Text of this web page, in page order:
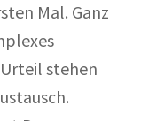
Mal. Ganz
stehen